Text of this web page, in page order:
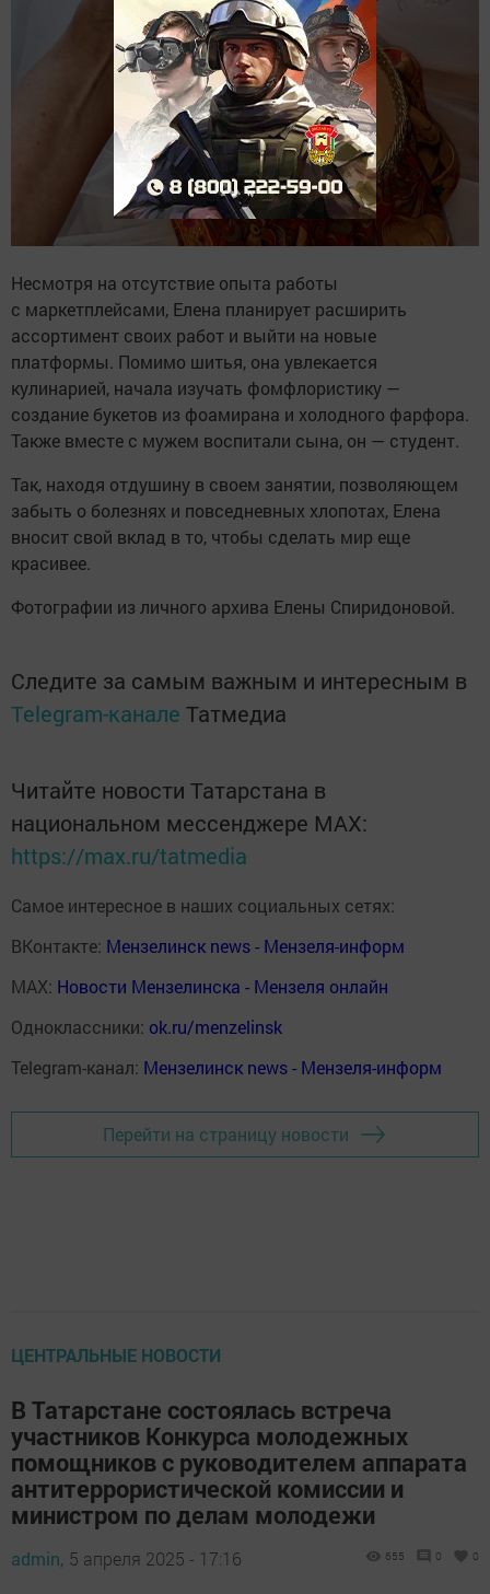
Несмотря на отсутствие опыта работы
с маркетплейсами, Елена планирует расширить
ассортимент своих работ и выйти на новые
платформы. Помимо шитья, она увлекается
кулинарией, начала изучать фомфлористику —
создание букетов из фоамирана и холодного фарфора.
Также вместе с мужем воспитали сына, он — студент.
Так, находя отдушину в своем занятии, позволяющем
забыть о болезнях и повседневных хлопотах, Елена
вносит свой вклад в то, чтобы сделать мир еще
красивее.
Фотографии из личного архива Елены Спиридоновой.
Следите за самым важным и интересным в
Telegram-канале Татмедиа
Читайте новости Татарстана в
национальном мессенджере MАХ:
https://max.ru/tatmedia
Самое интересное в наших социальных сетях:
ВКонтакте: Мензелинск news - Мензеля-информ
MAX: Новости Мензелинска - Мензеля онлайн
Одноклассники: ok.ru/menzelinsk
Telegram-канал: Мензелинск news - Мензеля-информ
Перейти на страницу новости
ЦЕНТРАЛЬНЫЕ НОВОСТИ
В Татарстане состоялась встреча
участников Конкурса молодежных
помощников с руководителем аппарата
антитеррористической комиссии и
министром по делам молодежи
admin, 5 апреля 2025 - 17:16 655 0 0